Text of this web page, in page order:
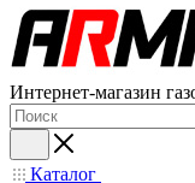
Интернет-магазин
Каталог